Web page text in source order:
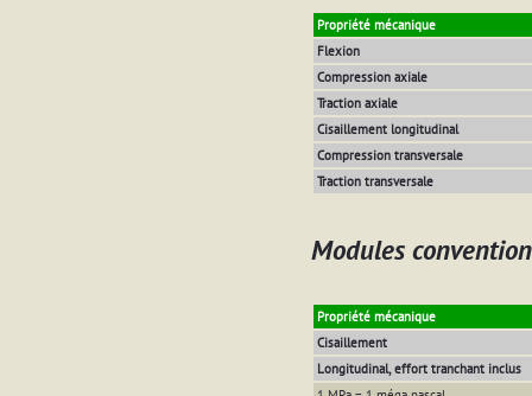
Propriété mécanique
Flexion
Compression axiale
Traction axiale
Cisaillement longitudinal
Compression transversale
Traction transversale
Modules
Propriété mécanique
Cisaillement
Longitudinal, effort tranchant inclus